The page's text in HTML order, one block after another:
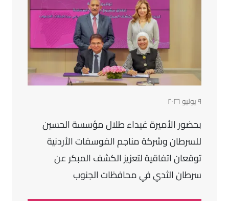
٩ يوليو ٢٠٢٦
بحضور الأميرة غيداء طلال مؤسسة الحسين
للسرطان وشركة مناجم الفوسفات الأردنية
توقعان اتفاقية لتعزيز الكشف المبكر عن
سرطان الثدي في محافظات الجنوب